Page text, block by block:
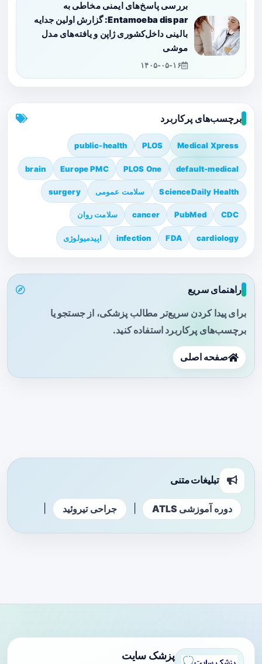
بررسی پاسخ‌های ایمنی مخاطی به
Entamoeba dispar: گزارش اولین جدایه
بالینی داخل‌کشوری ژاپن و یافته‌های مدل
موشی
۱۴۰۵-۰۵-۱۶
برچسب‌های پرکاربرد
Medical Xpress
PLOS
public-health
default-medical
PLOS One
Europe PMC
brain
ScienceDaily Health سلامت عمومی surgery
CDC
PubMed
cancer سلامت روان
cardiology
FDA
infection اپیدمیولوژی
راهنمای سریع
برای پیدا کردن سریع‌تر مطالب پزشکی، از جستجو یا
برچسب‌های پرکاربرد استفاده کنید.
صفحه اصلی
تبلیغات متنی
دوره آموزشی ATLS جراحی تیروئید
پزشک سایت